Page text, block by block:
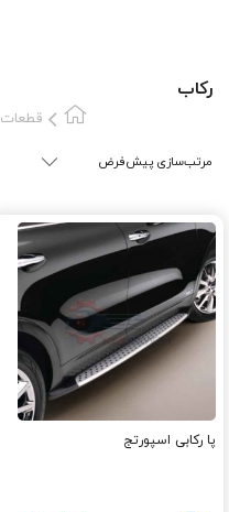
رکاب
قطعات
پا رکابی اسپورتج